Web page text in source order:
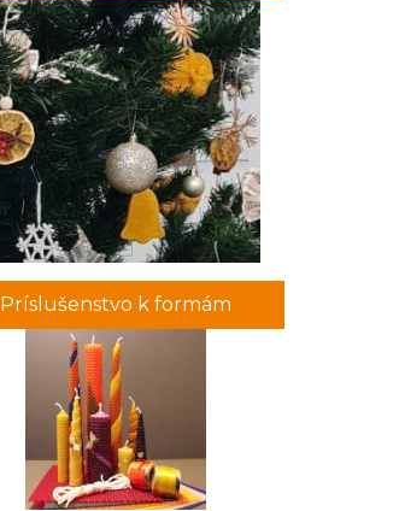
Príslušenstvo k formám